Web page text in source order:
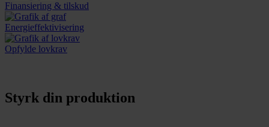
Finansiering & tilskud
Energieffektivisering
Opfylde lovkrav
Styrk din produktion